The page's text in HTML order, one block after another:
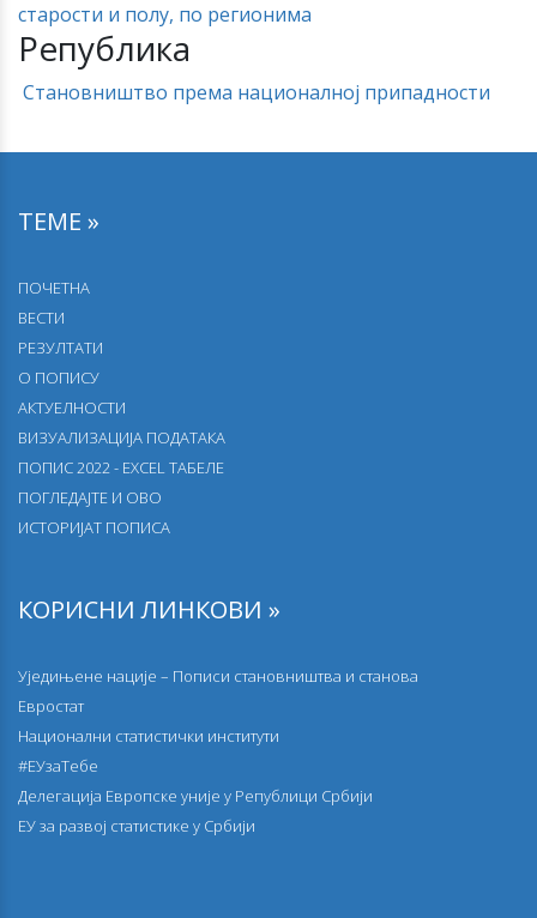
старости и полу, по регионима
Република
Становништво према националној припадности
ТЕМЕ »
ПОЧЕТНА
ВЕСТИ
РЕЗУЛТАТИ
О ПОПИСУ
АКТУЕЛНОСТИ
ВИЗУАЛИЗАЦИЈА ПОДАТАКА
ПОПИС 2022 - EXCEL ТАБЕЛЕ
ПОГЛЕДАЈТЕ И ОВО
ИСТОРИЈАТ ПОПИСА
КОРИСНИ ЛИНКОВИ »
Уједињене нације – Пописи становништва и станова
Евростат
Национални статистички институти
#ЕУзаТебе
Делегација Европске уније у Републици Србији
EУ за развој статистике у Србији